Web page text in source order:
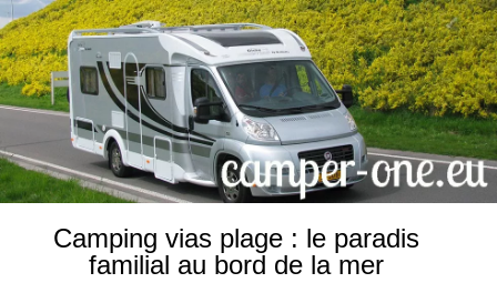
Camping vias plage : le paradis
familial au bord de la mer